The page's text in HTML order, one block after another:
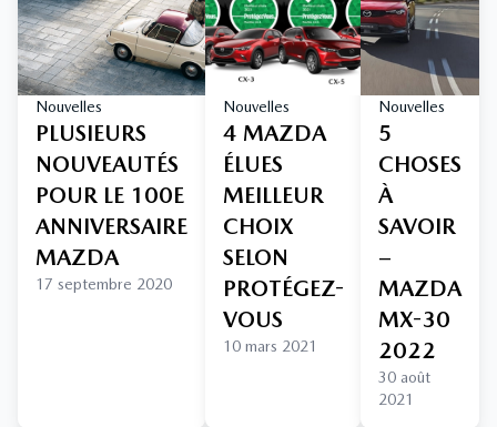
Nouvelles
PLUSIEURS
NOUVEAUTÉS
POUR LE 100E
ANNIVERSAIRE
MAZDA
17 septembre 2020
Nouvelles
4 MAZDA
ÉLUES
MEILLEUR
CHOIX
SELON
PROTÉGEZ-
VOUS
10 mars 2021
Nouvelles
5
CHOSES
À
SAVOIR
–
MAZDA
MX-30
2022
30 août
2021